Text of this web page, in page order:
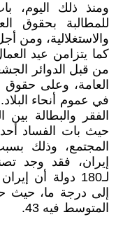
ومنذ ذلك اليوم،
للمطالبة بحقوق
والاستغلالية، ومن
كما يتزامن عيد
من قبل الدوائر
العامة، وعلى
في عموم أنحاء
الفقر والبطالة بين
حيث بات الفساد أحد
المجتمع، وذلك
لـ180 دولة أن
المتوسط فيه 43.